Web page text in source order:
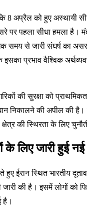
8 अप्रैल को हुए अस्थायी
पर पहला सीधा हमला है।
समय से जारी संघर्ष का असर
इसका प्रभाव वैश्विक
की सुरक्षा को
निकालने की अपील की
की स्थिरता के लिए
के लिए जारी हुई
हुए ईरान स्थित भारतीय
की है। इसमें लोगों को
है।